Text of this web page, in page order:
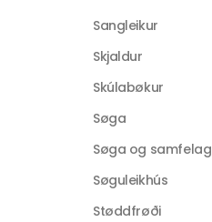
Sangleikur
Skjaldur
Skúlabøkur
Søga
Søga og samfelag
Søguleikhús
Støddfrøði